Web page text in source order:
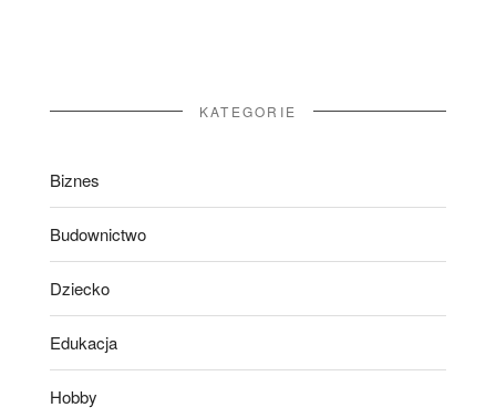
KATEGORIE
Biznes
Budownictwo
Dziecko
Edukacja
Hobby